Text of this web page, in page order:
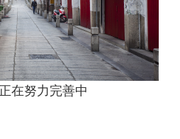
在努力完善中